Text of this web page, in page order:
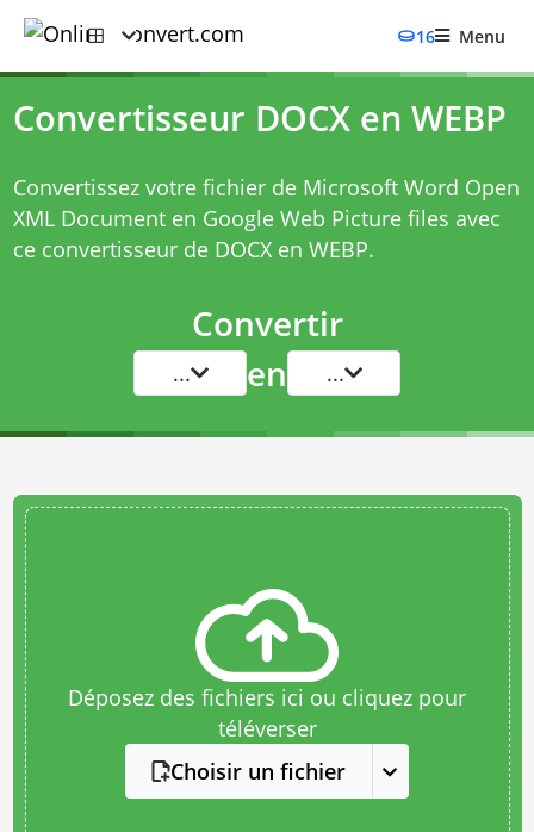
16 Menu
Convertisseur DOCX en WEBP
Convertissez votre fichier de Microsoft Word Open
XML Document en Google Web Picture files avec
ce convertisseur de DOCX en WEBP.
Convertir
... en ...
Déposez des fichiers ici ou cliquez pour
téléverser
Choisir un fichier